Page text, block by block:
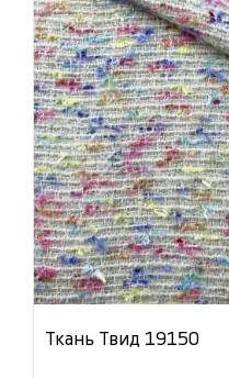
Ткань Твид 19150